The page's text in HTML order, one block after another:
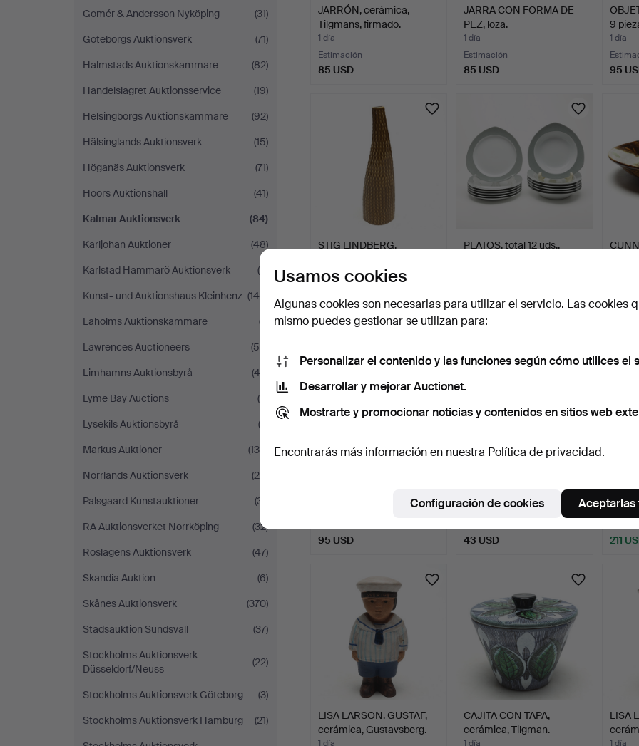
Gomér & Andersson Nyköping
(31)
Göteborgs Auktionsverk
(71)
Halmstads Auktionskammare
(82)
Handelslagret Auktionsservice
(19)
Helsingborgs Auktionskammare
(92)
Hälsinglands Auktionsverk
(15)
Höganäs Auktionsverk
(71)
Höörs Auktionshall
(41)
Kalmar Auktionsverk
(84)
Karljohan Auktioner
(48)
Karlstad Hammarö Auktionsverk
(6)
Kunst- und Auktionshaus Kleinhenz (149)
Laholms Auktionskammare
(7)
Lawrences Auctioneers
(55)
Limhamns Auktionsbyrå
(42)
Lyme Bay Auctions
(4)
Lysekils Auktionsbyrå
(2)
Markus Auktioner
(138)
Norrlands Auktionsverk
(29)
Palsgaard Kunstauktioner
(31)
RA Auktionsverket Norrköping
(32)
Roslagens Auktionsverk
(47)
Skandia Auktion
(6)
Skånes Auktionsverk
(370)
Stadsauktion Sundsvall
(37)
Stockholms Auktionsverk
Düsseldorf/Neuss
(22)
Stockholms Auktionsverk Göteborg
(3)
Stockholms Auktionsverk Hamburg
(21)
JARRÓN, cerámica,
Tilgmans, firmado.
1 día
Estimación
85 USD
JARRA CON FORMA DE
PEZ, loza.
1 día
Estimación
85 USD
9
1 día
95
STIG LINDBERG.
Gustavsbe…
1 día
43 USD
PLATOS, total 12 uds.,
53 USD 43
95 USD
uds., porcelana, marcad…
1 día
43 USD
1 día
211
LISA LARSON. GUSTAF,
cerámica, Gustavsberg.
1 día
CAJITA CON TAPA,
cerámica, Tilgman.
1 día
LISA
1 día
Usamos cookies
Algunas cookies son necesarias para utilizar el servicio. Las cookies
mismo puedes gestionar se utilizan para:
Personalizar el contenido y las funciones según cómo utilices el
Desarrollar y mejorar Auctionet.
Mostrarte y promocionar noticias y contenidos en sitios web
Encontrarás más información en nuestra Política de privacidad.
Configuración de cookies Aceptarlas